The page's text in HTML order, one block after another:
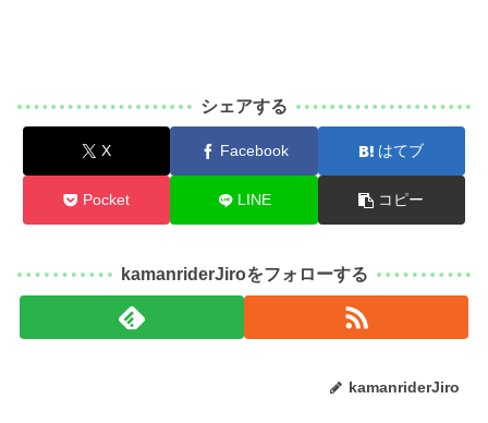
シェアする
X Facebook はてブ
Pocket LINE コピー
kamanriderJiroをフォローする
kamanriderJiro